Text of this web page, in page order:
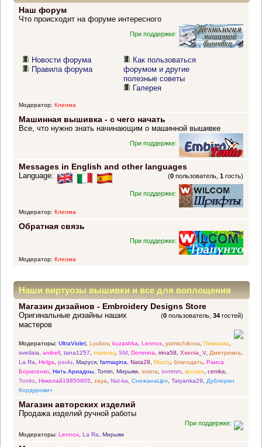
Наш форум
Что происходит на форуме интересного
При поддержке:
Новости форума
Правила форума
Как пользоваться
форумом и другие
полезные советы
Галерея
Модератор: Клеома
Машинная вышивка - с чего начать
Все, что нужно знать начинающим о машинной вышивке
При поддержке:
Messages in English and other languages
(0 пользователь,1 гость)
Language:
При поддержке:
Модератор: Клеома
Обратная связь
При поддержке:
Модератор: Клеома
Наши виртуозы вышивки и все для воплощения
прекрасных идей
Магазин дизайнов - Embroidery Designs Store
(0 пользователь,34 гостей)
Оригинальные дизайны наших
мастеров
Модераторы: UltraViolet, Lyubov, kuzashka, Lennox, yamschikova, Пимошка,
svetlaia, anibell, tana1257, marimay, SM, Domnina, irina58, Xsenia_V, Дмитревна,
La Ra, Helga, pavlu, Маруся, farmagina, Nata28, Mazzy, благодать, Раиса
Борисенко, Нить Ариадны, Tomin, Мирьям, sosna, svmmm, крохин, cemka,
Tonito, Николай19850805, zaya, Nat-ka, СнежанаЦех, Tatyanka29, Дублерин
Кордурович
Магазин авторских изделий
Продажа изделий ручной работы
При поддержке:
Модераторы: Lennox, La Ra, Мирьям